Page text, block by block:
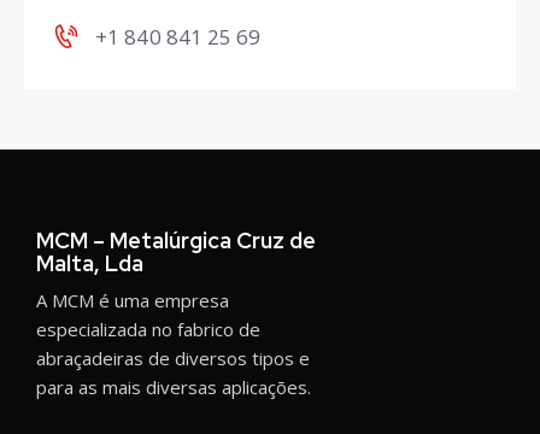
+1 840 841 25 69
MCM – Metalúrgica Cruz de
Malta, Lda
A MCM é uma empresa
especializada no fabrico de
abraçadeiras de diversos tipos e
para as mais diversas aplicações.